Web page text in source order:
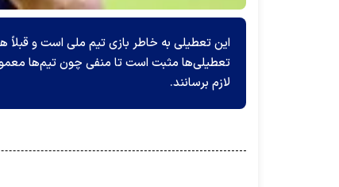
این تعطیلی به خاطر بازی تیم ملی است و قبلاً
تعطیلی‌ها مثبت است تا منفی چون تیم‌ها
لازم برسانند.